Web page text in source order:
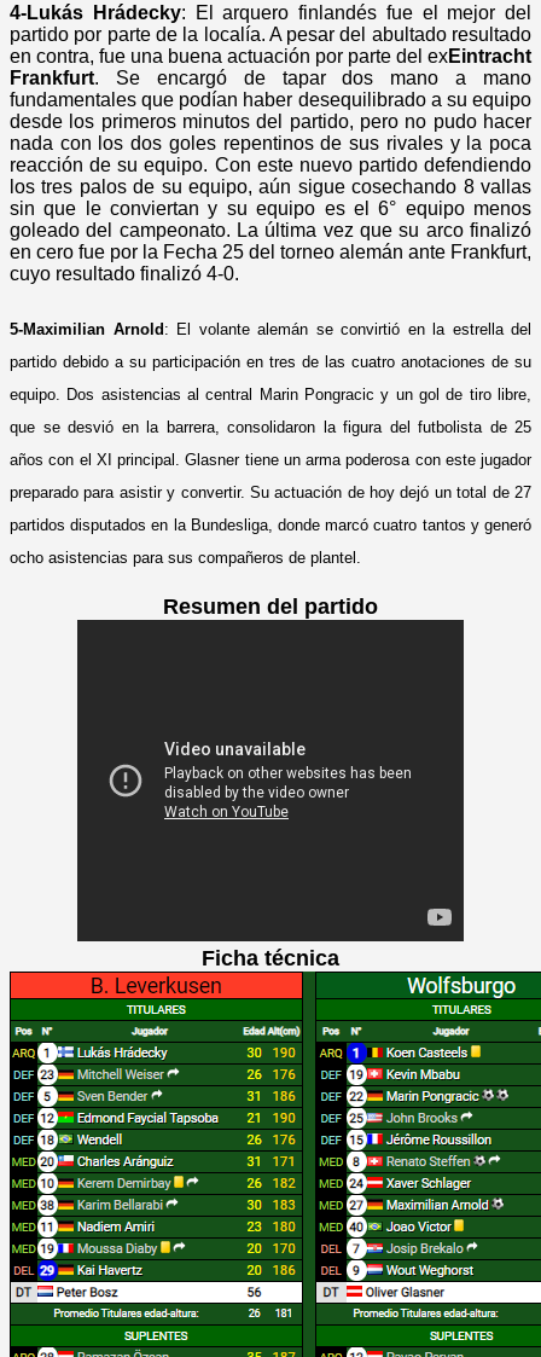
4-Lukás Hrádecky: El arquero finlandés fue el mejor del
partido por parte de la localía. A pesar del abultado resultado
en contra, fue una buena actuación por parte del exEintracht
Frankfurt. Se encargó de tapar dos mano a mano
fundamentales que podían haber desequilibrado a su equipo
desde los primeros minutos del partido, pero no pudo hacer
nada con los dos goles repentinos de sus rivales y la poca
reacción de su equipo. Con este nuevo partido defendiendo
los tres palos de su equipo, aún sigue cosechando 8 vallas
sin que le conviertan y su equipo es el 6° equipo menos
goleado del campeonato. La última vez que su arco finalizó
en cero fue por la Fecha 25 del torneo alemán ante Frankfurt,
cuyo resultado finalizó 4-0.
5-Maximilian Arnold : El volante alemán se convirtió en la estrella del
partido debido a su participación en tres de las cuatro anotaciones de su
equipo. Dos asistencias al central
Marin Pongracic y un gol de tiro libre,
que se desvió en la barrera, consolidaron la figura del futbolista de 25
años con el XI principal. Glasner tiene un arma poderosa con este jugador
preparado para asistir y convertir. Su actuación de hoy dejó un total de 27
partidos disputados en la Bundesliga, donde marcó cuatro tantos y generó
ocho asistencias para sus compañeros de plantel.
Resumen del partido
Ficha técnica